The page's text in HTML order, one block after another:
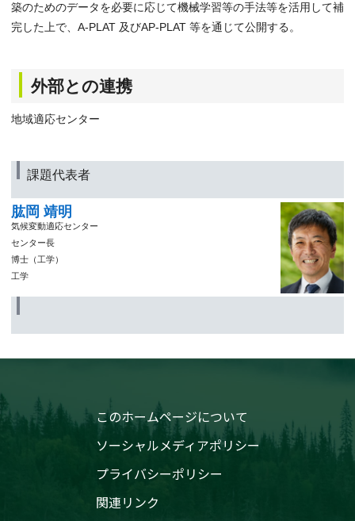
築のためのデータを必要に応じて機械学習等の手法等を活用して補
完した上で、A-PLAT 及びAP-PLAT 等を通じて公開する。
外部との連携
地域適応センター
課題代表者
肱岡 靖明
気候変動適応センター
センター長
博士（工学）
工学
このホームページについて
ソーシャルメディアポリシー
プライバシーポリシー
関連リンク